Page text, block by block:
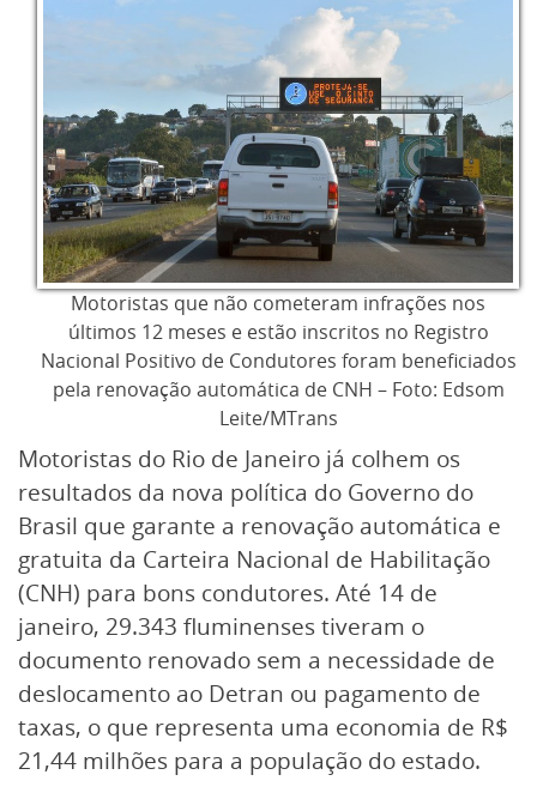
Motoristas que não cometeram infrações nos
últimos 12 meses e estão inscritos no Registro
Nacional Positivo de Condutores foram beneficiados
pela renovação automática de CNH – Foto: Edsom
Leite/MTrans
Motoristas do Rio de Janeiro já colhem os
resultados da nova política do Governo do
Brasil que garante a renovação automática e
gratuita da Carteira Nacional de Habilitação
(CNH) para bons condutores. Até 14 de
janeiro, 29.343 fluminenses tiveram o
documento renovado sem a necessidade de
deslocamento ao Detran ou pagamento de
taxas, o que representa uma economia de R$
21,44 milhões para a população do estado.